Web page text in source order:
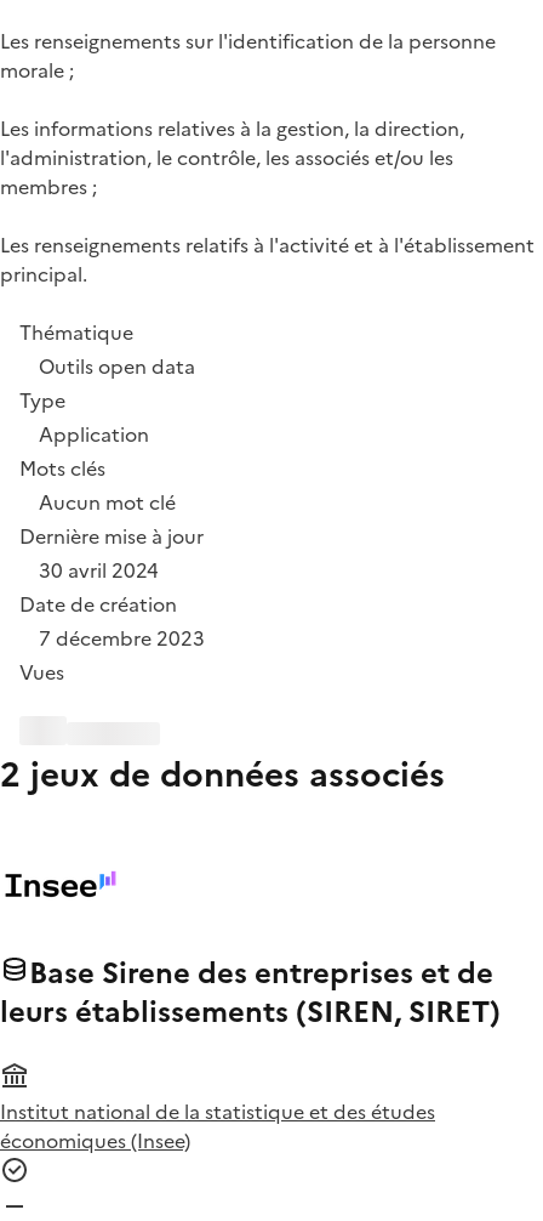
Les renseignements sur l'identification de la personne
morale ;
Les informations relatives à la gestion, la direction,
l'administration, le contrôle, les associés et/ou les
membres ;
Les renseignements relatifs à l'activité et à l'établissement
principal.
Thématique
Outils open data
Type
Application
Mots clés
Aucun mot clé
Dernière mise à jour
30 avril 2024
Date de création
7 décembre 2023
Vues
2 jeux de données associés
Base Sirene des entreprises et de
leurs établissements (SIREN, SIRET)
Institut national de la statistique et des études
économiques (Insee)